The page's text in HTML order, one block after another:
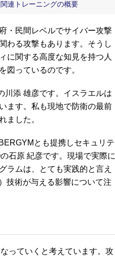
連トレーニングの概要
・民間レベルでサイバー攻撃
わる攻撃もあります。そうし
に関する高度な知見を持つ人
図っているのです。
川添 雄彦です。イスラエルは
ます。私も現地で防衛の最前
ました。
とも提携しセキュリテ
石原 紀彦です。現場で実際に
ラムは、とても実践的と言え
技術が与える影響について注
っていくと考えています。攻